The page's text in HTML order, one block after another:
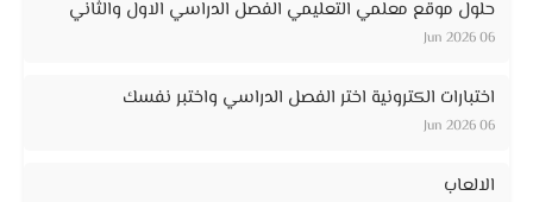
حلول موقع معلمي التعليمي الفصل الدراسي الاول والثاني
06 Jun 2026
اختبارات الكترونية اختر الفصل الدراسي واختبر نفسك
06 Jun 2026
الالعاب